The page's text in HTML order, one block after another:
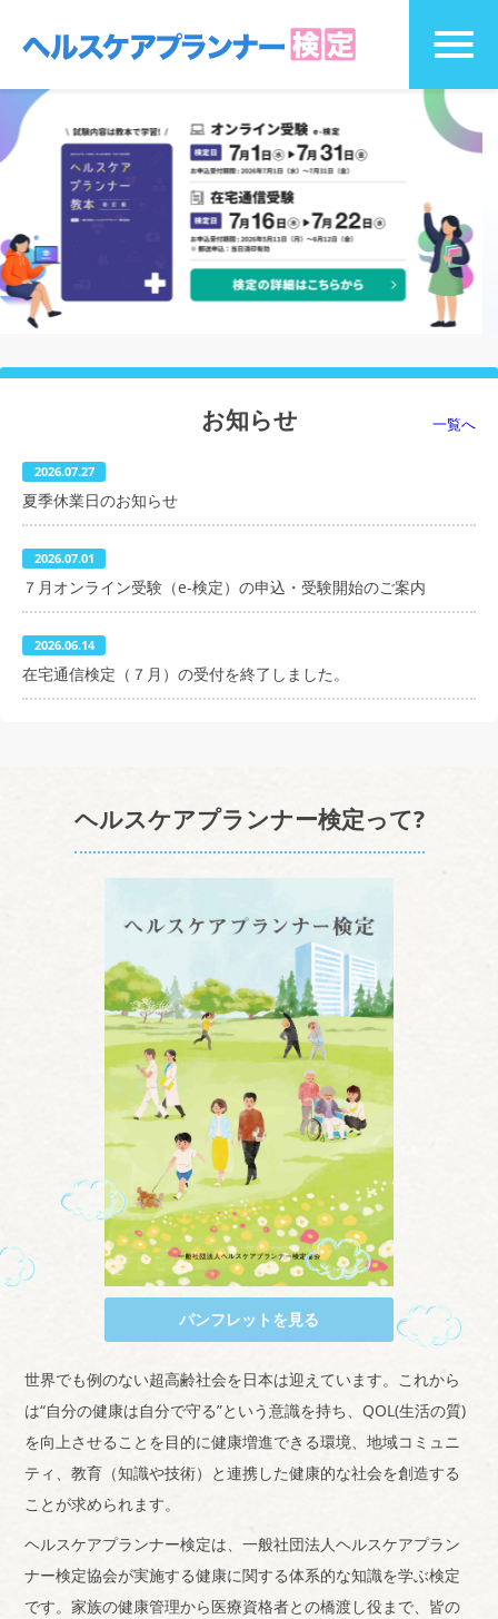
お知らせ 一覧へ
2026.07.27
夏季休業日のお知らせ
2026.07.01
７月オンライン受験（e-検定）の申込・受験開始のご案内
2026.06.14
在宅通信検定（７月）の受付を終了しました。
ヘルスケアプランナー検定って?
パンフレットを見る
世界でも例のない超高齢社会を日本は迎えています。これから
は“自分の健康は自分で守る”という意識を持ち、 QOL(生活の質)
を向上させることを目的に健康増進できる環境、地域コミュニ
ティ、教育（知識や技術）と連携した健康的な社会を創造する
ことが求められます。
ヘルスケアプランナー検定は、一般社団法人ヘルスケアプラン
ナー検定協会が実施する健康に関する体系的な知識を学ぶ検定
です。家族の健康管理から医療資格者との橋渡し役まで、 皆の